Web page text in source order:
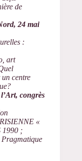
de
24 mai
:
art
centre
congrès
«
1990 ;